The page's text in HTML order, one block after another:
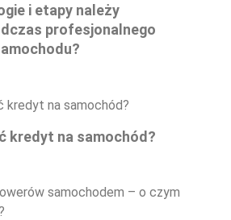
i etapy należy
profesjonalnego
kredyt na samochód?